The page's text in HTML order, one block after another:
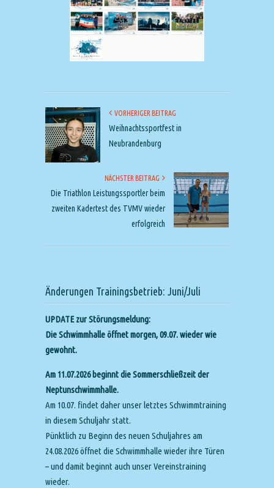
VORHERIGER BEITRAG
Weihnachtssportfest in
Neubrandenburg
NÄCHSTER BEITRAG
Die Triathlon Leistungssportler beim
zweiten Kadertest des TVMV wieder
erfolgreich
Änderungen Trainingsbetrieb: Juni/Juli
UPDATE zur Störungsmeldung:
Die Schwimmhalle öffnet morgen, 09.07. wieder wie
gewohnt.
Am 11.07.2026 beginnt die Sommerschließzeit der
Neptunschwimmhalle.
Am 10.07. findet daher unser letztes Schwimmtraining
in diesem Schuljahr statt.
Pünktlich zu Beginn des neuen Schuljahres am
24.08.2026 öffnet die Schwimmhalle wieder ihre Türen
– und damit beginnt auch unser Vereinstraining
wieder.